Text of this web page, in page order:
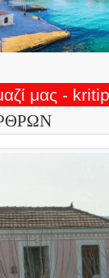
μας -